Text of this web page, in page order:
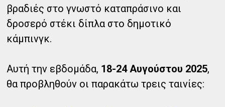
βραδιές στο γνωστό καταπράσινο και
δροσερό στέκι δίπλα στο δημοτικό
κάμπινγκ.
Αυτή την εβδομάδα, 18-24 Αυγούστου 2025,
θα προβληθούν οι παρακάτω τρεις ταινίες: